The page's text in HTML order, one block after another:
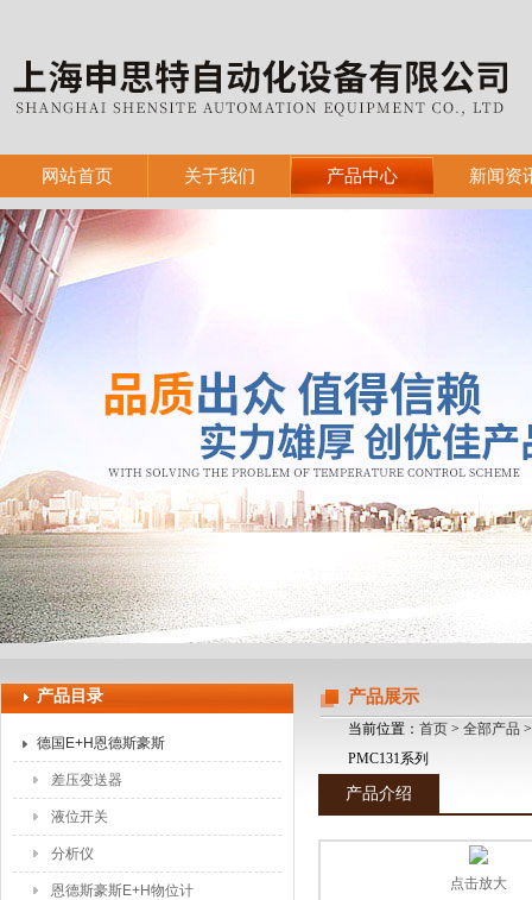
上海申思特自动化设备有限公司
网站首页 关于我们 产品中心 新闻资
产品目录
德国E+H恩德斯豪斯
差压变送器
液位开关
分析仪
恩德斯豪斯E+H物位计
产品展示
当前位置： 首页 > 全部产品
PMC131系列
产品介绍
点击放大